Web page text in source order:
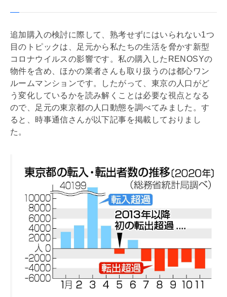
追加購入の検討に際して、熟考せずにはいられない1つ
目のトピックは、足元から私たちの生活を脅かす新型
コロナウイルスの影響です。私の購入したRENOSYの
物件を含め、ほかの業者さんも取り扱うのは都心ワン
ルームマンションです。したがって、東京の人口がど
う変化しているかを読み解くことは必要な視点となる
ので、足元の東京都の人口動態を調べてみました。す
ると、時事通信さんが以下記事を掲載しておりまし
た。